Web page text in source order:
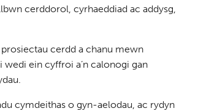
cerddorol, cyrhaeddiad ac addysg,
cerdd a chanu mewn
wedi ein cyffroi a’n calonogi gan
cymdeithas o gyn-aelodau, ac rydyn